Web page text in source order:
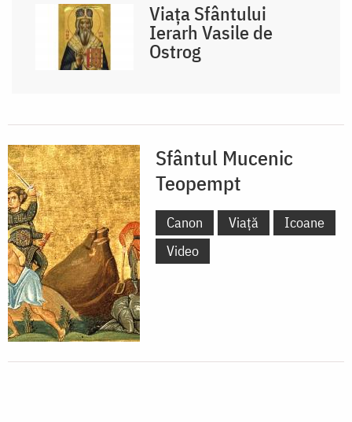
Viața Sfântului
Ierarh Vasile de
Ostrog
Sfântul Mucenic
Teopempt
Canon Viață
Icoane
Video